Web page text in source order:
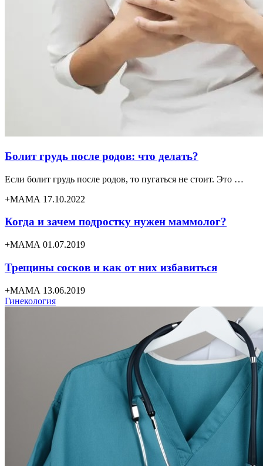
Болит грудь после родов: что делать?
Если болит грудь после родов, то пугаться не стоит. Это …
+МАМА 17.10.2022
Когда и зачем подростку нужен маммолог?
+МАМА 01.07.2019
Трещины сосков и как от них избавиться
+МАМА 13.06.2019
Гинекология